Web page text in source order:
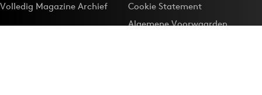
Volledig Magazine Archief
Cookie Statement
Algemene Voorwaarden